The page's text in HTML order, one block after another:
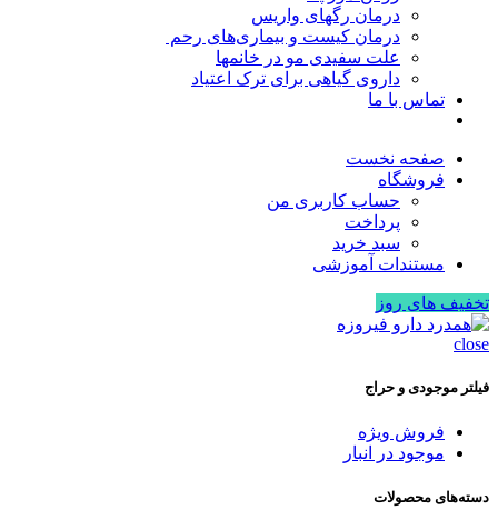
درمان رگهای واریس
درمان کیست و بیماری‌های رحم
علت سفیدی مو در خانمها
داروی گیاهی برای ترک اعتیاد
تماس با ما
صفحه نخست
فروشگاه
حساب کاربری من
پرداخت
سبد خرید
مستندات آموزشی
تخفیف های روز
close
فیلتر موجودی و حراج
فروش ویژه
موجود در انبار
دسته‌های محصولات